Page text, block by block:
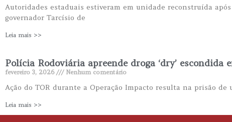
Autoridades estaduais estiveram em unidade reconstruída
governador Tarcísio de
Leia mais >>
Polícia Rodoviária apreende droga ‘dry’
fevereiro 3, 2026 Nenhum comentário
Ação do TOR durante a Operação Impacto resulta na prisão
Leia mais >>